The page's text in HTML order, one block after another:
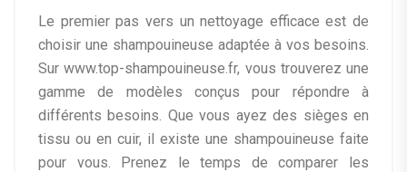
Le premier pas vers un nettoyage efficace est de
choisir une shampouineuse adaptée à vos besoins.
Sur www.top-shampouineuse.fr, vous trouverez une
gamme de modèles conçus pour répondre à
différents besoins. Que vous ayez des sièges en
tissu ou en cuir, il existe une shampouineuse faite
pour vous. Prenez le temps de comparer les